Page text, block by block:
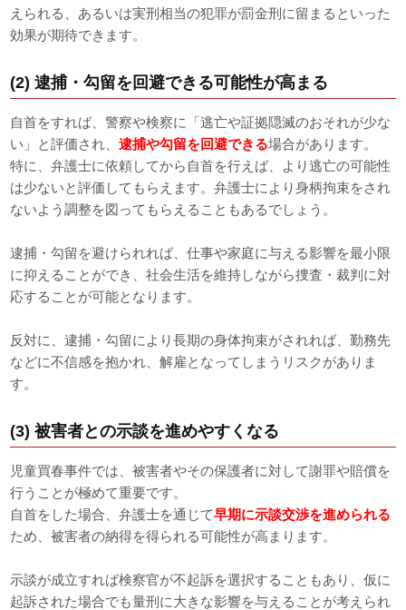
えられる、あるいは実刑相当の犯罪が罰金刑に留まるといった
効果が期待できます。
(2) 逮捕・勾留を回避できる可能性が高まる
自首をすれば、警察や検察に「逃亡や証拠隠滅のおそれが少な
い」と評価され、逮捕や勾留を回避できる場合があります。
特に、弁護士に依頼してから自首を行えば、より逃亡の可能性
は少ないと評価してもらえます。弁護士により身柄拘束をされ
ないよう調整を図ってもらえることもあるでしょう。
逮捕・勾留を避けられれば、仕事や家庭に与える影響を最小限
に抑えることができ、社会生活を維持しながら捜査・裁判に対
応することが可能となります。
反対に、逮捕・勾留により長期の身体拘束がされれば、勤務先
などに不信感を抱かれ、解雇となってしまうリスクがありま
す。
(3) 被害者との示談を進めやすくなる
児童買春事件では、被害者やその保護者に対して謝罪や賠償を
行うことが極めて重要です。
自首をした場合、弁護士を通じて早期に示談交渉を進められる
ため、被害者の納得を得られる可能性が高まります。
示談が成立すれば検察官が不起訴を選択することもあり、仮に
起訴された場合でも量刑に大きな影響を与えることが考えられ